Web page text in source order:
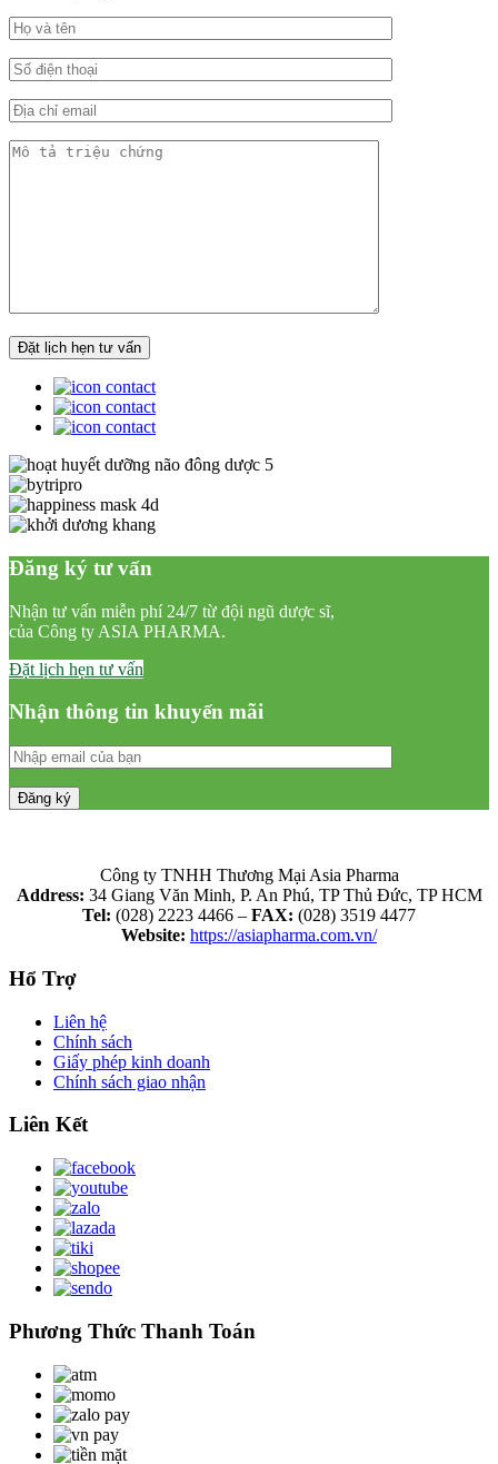
Đăng ký tư vấn
Nhận tư vấn miễn phí 24/7 từ đội ngũ dược sĩ,
của Công ty ASIA PHARMA.
Đặt lịch hẹn tư vấn
Nhận thông tin khuyến mãi
Công ty TNHH Thương Mại Asia Pharma
Address: 34 Giang Văn Minh, P. An Phú, TP Thủ Đức, TP HCM
Tel: (028) 2223 4466 – FAX: (028) 3519 4477
Website: https://asiapharma.com.vn/
Hổ Trợ
Liên hệ
Chính sách
Giấy phép kinh doanh
Chính sách giao nhận
Liên Kết
Phương Thức Thanh Toán